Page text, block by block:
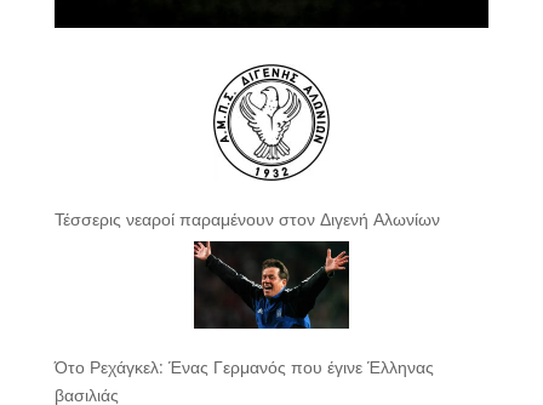
Τέσσερις νεαροί παραμένουν στον Διγενή Αλωνίων
Ότο Ρεχάγκελ: Ένας Γερμανός που έγινε Έλληνας
βασιλιάς